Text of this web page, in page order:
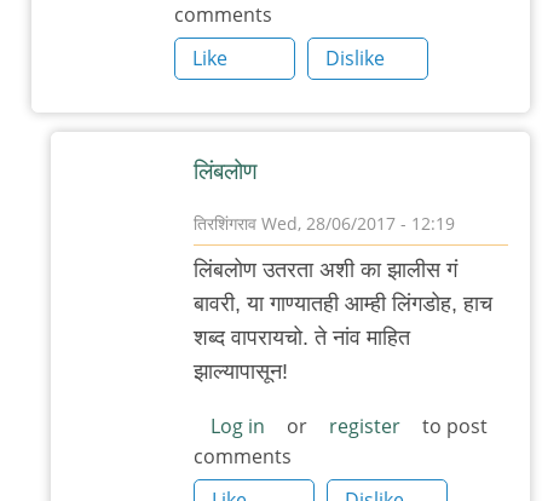
डंपलिंग्ज
किंवा
मोमो
by
comments
Like
Dislike
लिंब‌लोण‌
तिरशिंगराव Wed, 28/06/2017 - 12:19
In
reply
by
'न'वी
बाजू
लिंब‌लोण‌ उत‌र‌ता अशी का झालीस गं
बाव‌री, या गाण्यात‌ही आम्ही लिंग‌डोह‌, हाच‌
श‌ब्द‌ वाप‌राय‌चो. ते नांव माहित‌
झाल्यापासून‌!
Log in or register
to post
comments